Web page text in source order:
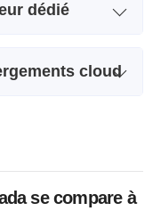
dédié
cloud
se compare à